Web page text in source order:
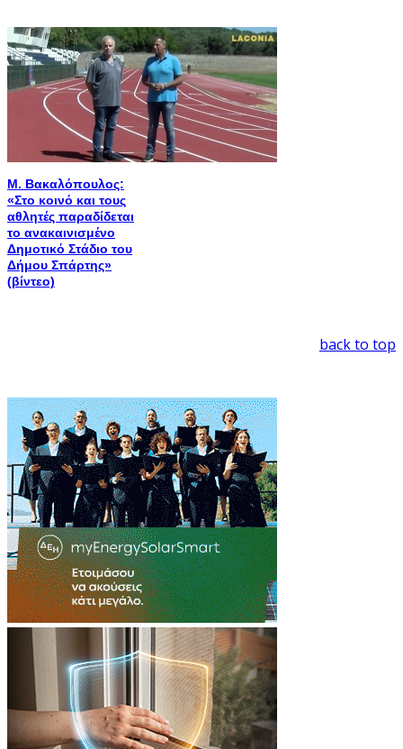
Μ. Βακαλόπουλος:
«Στο κοινό και τους
αθλητές παραδίδεται
το ανακαινισμένο
Δημοτικό Στάδιο του
Δήμου Σπάρτης»
(βίντεο)
back to top